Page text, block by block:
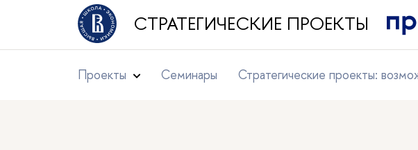
СТРАТЕГИЧЕСКИЕ ПРОЕКТЫ
Проекты Семинары Стратегические проекты: